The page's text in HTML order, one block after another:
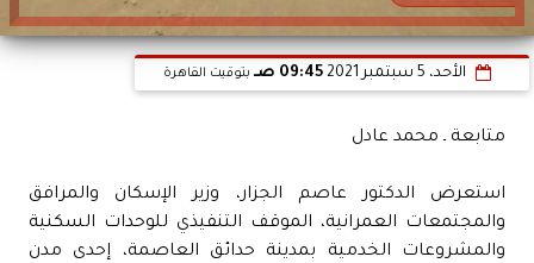
الأحد، 5 سبتمبر 2021 09:45 صـ بتوقيت القاهرة
متابعة ـ محمد عادل
استعرض الدكتور عاصم الجزار، وزير الإسكان والمرافق
والمجتمعات العمرانية، الموقف التنفيذي للوحدات السكنية
والمشروعات الخدمية بمدينة حدائق العاصمة، إحدى مدن